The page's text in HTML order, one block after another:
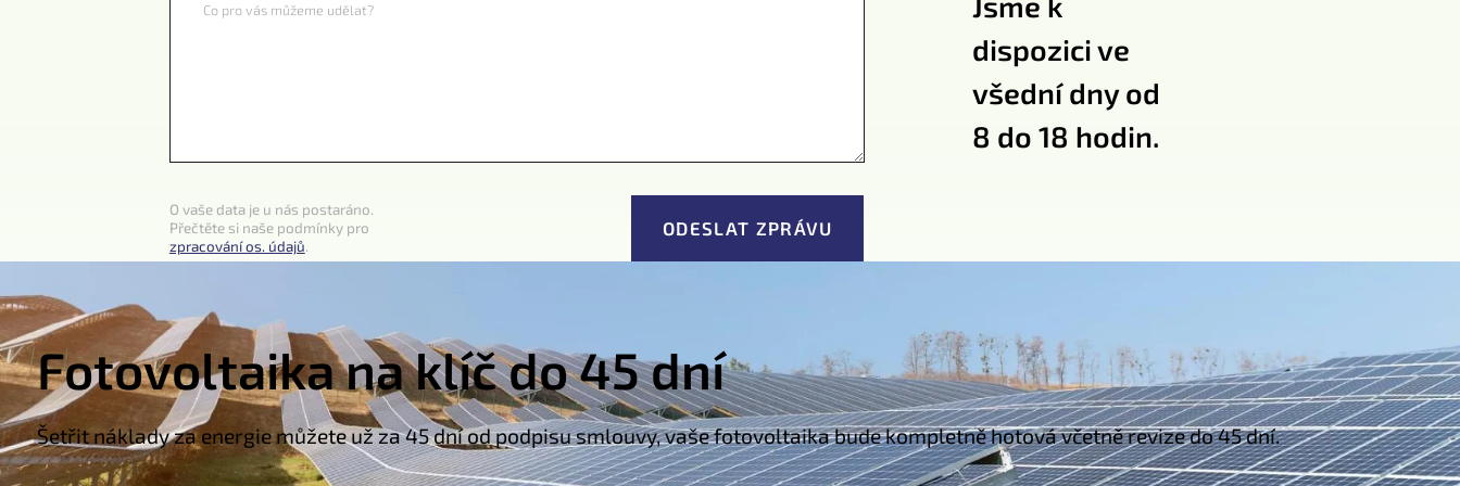
Co pro vás můžeme udělat?
O vaše data je u nás postaráno.
Přečtěte si naše podmínky pro
zpracování os. údajů.
dispozici ve
všední dny od
8 do 18 hodin.
Fotovoltaika na klíč do 45 dní
Šetřit náklady za energie můžete už za 45 dní od podpisu smlouvy, vaše fotovoltaika bude kompletně hotová včetně revize do 45 dní.